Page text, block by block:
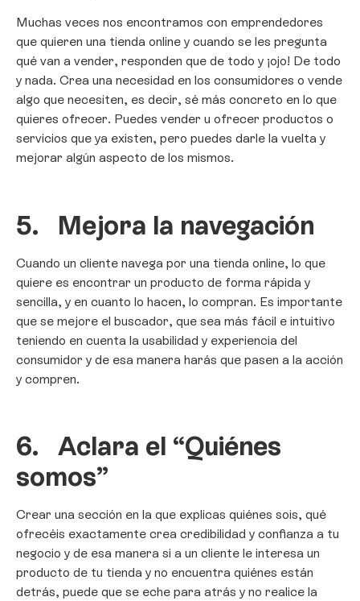
Muchas veces nos encontramos con emprendedores
que quieren una tienda online y cuando se les pregunta
qué van a vender, responden que de todo y ¡ojo! De todo
y nada. Crea una necesidad en los consumidores o vende
algo que necesiten, es decir, sé más concreto en lo que
quieres ofrecer. Puedes vender u ofrecer productos o
servicios que ya existen, pero puedes darle la vuelta y
mejorar algún aspecto de los mismos.
5. Mejora la navegación
Cuando un cliente navega por una tienda online, lo que
quiere es encontrar un producto de forma rápida y
sencilla, y en cuanto lo hacen, lo compran. Es importante
que se mejore el buscador, que sea más fácil e intuitivo
teniendo en cuenta la usabilidad y experiencia del
consumidor y de esa manera harás que pasen a la acción
y compren.
6. Aclara el “Quiénes
somos”
Crear una sección en la que explicas quiénes sois, qué
ofrecéis exactamente crea credibilidad y confianza a tu
negocio y de esa manera si a un cliente le interesa un
producto de tu tienda y no encuentra quiénes están
detrás, puede que se eche para atrás y no realice la